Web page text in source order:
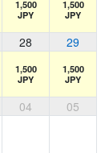
1,500
JPY
1,500
JPY
28 29
1,500
JPY
1,500
JPY
04 05